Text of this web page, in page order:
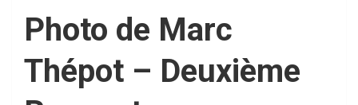
Photo de Marc
Thépot – Deuxième